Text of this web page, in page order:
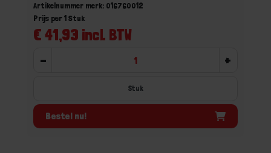
Artikelnummer merk: 016760012
€ 41,93 incl. BTW
Prijs per 1 Stuk
- +
Stuk
Bestel nu!